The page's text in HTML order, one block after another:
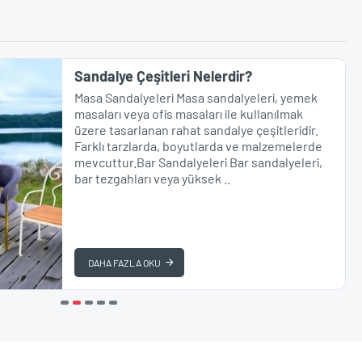
IMALATTAN TEKLIF AL
Gondol Puf Modelleri
16.273,12 ₺
Sepete Ekle
Sandalye Çeşitleri Nelerdir?
Masa Sandalyeleri Masa sandalyeleri, yemek
masaları veya ofis masaları ile kullanılmak
üzere tasarlanan rahat sandalye çeşitleridir.
Farklı tarzlarda, boyutlarda ve malzemelerde
mevcuttur.Bar Sandalyeleri Bar sandalyeleri,
bar tezgahları veya yüksek ..
DAHA FAZLA OKU